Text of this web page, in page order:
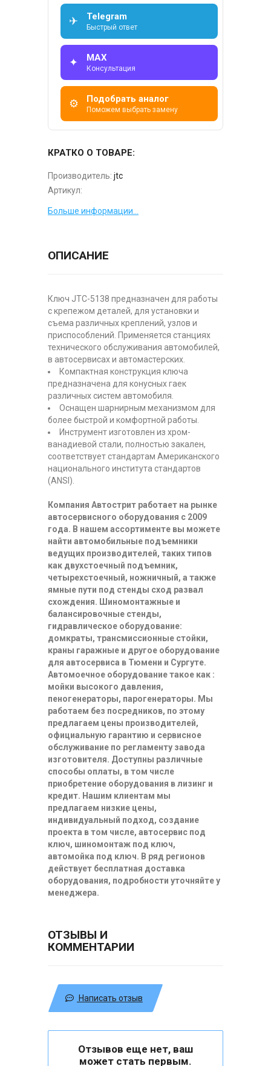
✈ Telegram
Быстрый ответ
✦ MAX
Консультация
⚙ Подобрать аналог
Поможем выбрать замену
КРАТКО О ТОВАРЕ:
Производитель: jtc
Артикул:
Больше информации...
ОПИСАНИЕ
Ключ JTC-5138 предназначен для работы
с крепежом деталей, для установки и
съема различных креплений, узлов и
приспособлений. Применяется станциях
технического обслуживания автомобилей,
в автосервисах и автомастерских.
Компактная конструкция ключа
предназначена для конусных гаек
различных систем автомобиля.
Оснащен шарнирным механизмом для
более быстрой и комфортной работы.
Инструмент изготовлен из хром-
ванадиевой стали, полностью закален,
соответствует стандартам Американского
национального института стандартов
(ANSI).
Компания Автострит работает на рынке
автосервисного оборудования с 2009
года. В нашем ассортименте вы можете
найти автомобильные подъемники
ведущих производителей, таких типов
как двухстоечный подъемник,
четырехстоечный, ножничный, а также
ямные пути под стенды сход развал
схождения. Шиномонтажные и
балансировочные стенды,
гидравлическое оборудование:
домкраты, трансмиссионные стойки,
краны гаражные и другое оборудование
для автосервиса в Тюмени и Сургуте.
Автомоечное оборудование такое как :
мойки высокого давления,
пеногенераторы, парогенераторы. Мы
работаем без посредников, по этому
предлагаем цены производителей,
официальную гарантию и сервисное
обслуживание по регламенту завода
изготовителя. Доступны различные
способы оплаты, в том числе
приобретение оборудования в лизинг и
кредит. Нашим клиентам мы
предлагаем низкие цены,
индивидуальный подход, создание
проекта в том числе, автосервис под
ключ, шиномонтаж под ключ,
автомойка под ключ. В ряд регионов
действует бесплатная доставка
оборудования, подробности уточняйте у
менеджера.
ОТЗЫВЫ И
КОММЕНТАРИИ
Написать отзыв
Отзывов еще нет, ваш
может стать первым.